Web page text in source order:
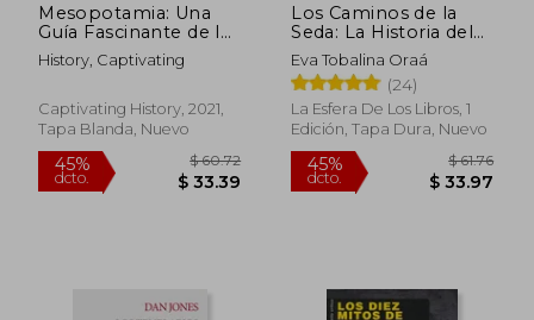
Mesopotamia: Una
Guía Fascinante de la
Historia y las
Civilizaciones de la
Mesopotamia,
Incluyendo a los
ur, los Asirios,
Babilonia,
History, Captivating
Captivating History, 2021,
Tapa Blanda, Nuevo
Los Caminos de la
Seda: La Historia del
Encuentro Entre
Oriente y Occidente
Eva Tobalina Oraá
(24)
La Esfera De Los Libros, 1
Edición, Tapa Dura, Nuevo